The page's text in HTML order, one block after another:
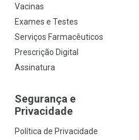
Vacinas
Exames e Testes
Serviços Farmacêuticos
Prescrição Digital
Assinatura
Segurança e
Privacidade
Política de Privacidade